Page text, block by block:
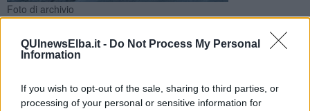
QUInewsElba.it - Do Not Process My Personal
Information
If you wish to opt-out of the sale, sharing to third parties, or
processing of your personal or sensitive information for
Foto di archivio
La Protezione civile regionale ha diramato una nuova allerta di
codice giallo.